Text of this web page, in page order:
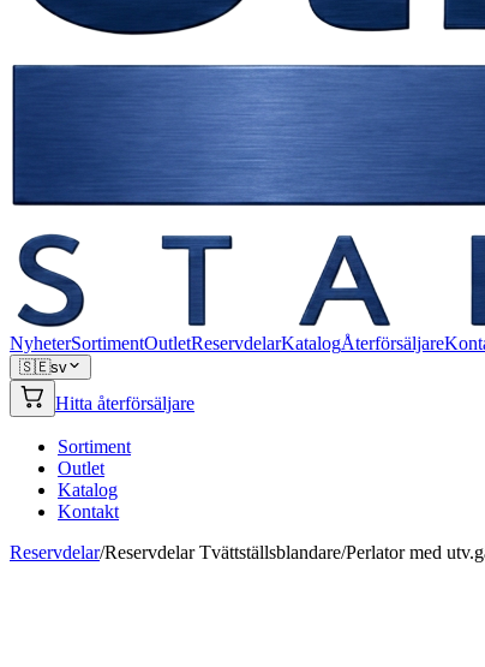
NyheterSortimentOutletReservdelarKatalogÅterförsäljare
🇸🇪sv
Hitta återförsäljare
Sortiment
Outlet
Katalog
Kontakt
Reservdelar/Reservdelar Tvättställsblandare/Perlator med